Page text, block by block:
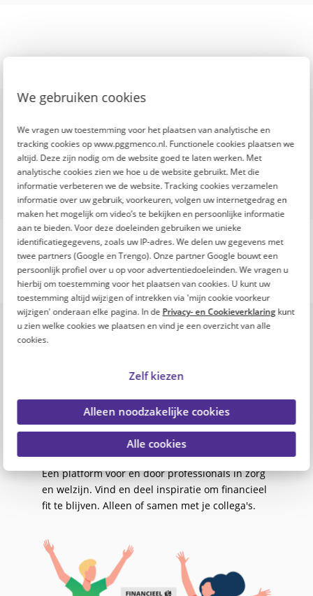
We gebruiken cookies
We vragen uw toestemming voor het plaatsen van analytische en
tracking cookies op www.pggmenco.nl. Functionele cookies plaatsen we
altijd. Deze zijn nodig om de website goed te laten werken. Met
analytische cookies zien we hoe u de website gebruikt. Met die
informatie verbeteren we de website. Tracking cookies verzamelen
informatie over uw gebruik, voorkeuren, volgen uw internetgedrag en
maken het mogelijk om video’s te bekijken en persoonlijke informatie
aan te bieden. Voor deze doeleinden gebruiken we unieke
identificatiegegevens, zoals uw IP-adres. We delen uw gegevens met
twee partners (Google en Trengo). Onze partner Google bouwt een
persoonlijk profiel over u op voor advertentiedoeleinden. We vragen u
hierbij om toestemming voor het plaatsen van cookies. U kunt uw
toestemming altijd wijzigen of intrekken via 'mijn cookie voorkeur
wijzigen' onderaan elke pagina. In de Privacy- en Cookieverklaringkunt
u zien welke cookies we plaatsen en vind je een overzicht van alle
cookies.
Zelf kiezen
Alleen noodzakelijke cookies
Alle cookies
De Fitte Top 100 is een
initiatief van
Onze missie
De toenemende inflatie en stijgende kosten
hun portemonnee.
Om professionals in zorg en welzijn te helpen,
lanceren PFZW en PGGM&CO de Fitte Top 100: 1
website, 100 ideeën om financieel fit te blijven.
Een platform voor én door professionals in zorg
en welzijn. Vind en deel inspiratie om financieel
fit te blijven. Alleen of samen met je collega's.